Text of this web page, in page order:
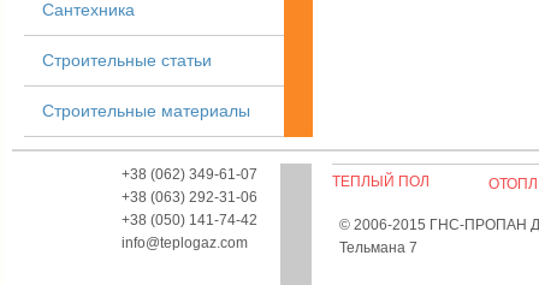
Сантехника
Строительные статьи
Строительные материалы
+38 (062) 349-61-07
+38 (063) 292-31-06
+38 (050) 141-74-42
info@teplogaz.com
ТЕПЛЫЙ ПОЛ
© 2006-2015 ГНС-ПРОПАН
Тельмана 7